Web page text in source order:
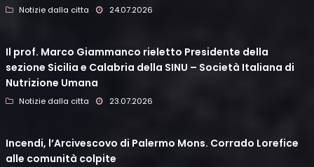
Notizie dalla citta 24.07.2026
Il prof. Marco Giammanco rieletto Presidente della
sezione Sicilia e Calabria della SINU – Società Italiana di
Nutrizione Umana
Notizie dalla citta 23.07.2026
Incendi, l’Arcivescovo di Palermo Mons. Corrado Lorefice
alle comunità colpite